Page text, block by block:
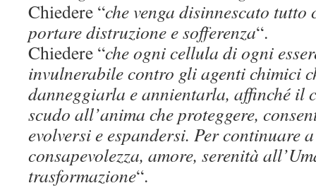
Chiedere “che venga disinnescato tutto
portare distruzione e sofferenza“.
Chiedere “che ogni cellula di ogni
invulnerabile contro gli agenti chimici
danneggiarla e annientarla, affinché il
scudo all’anima che proteggere,
evolversi e espandersi. Per continuare
consapevolezza, amore, serenità
trasformazione“.